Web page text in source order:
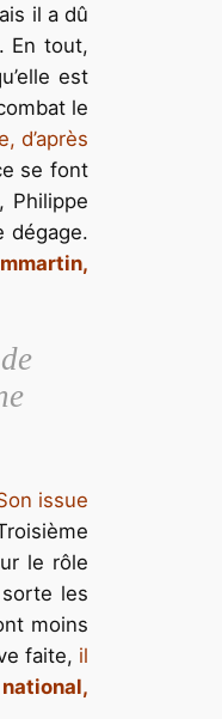
il a dû
En tout,
est
le
d’après
se font
Philippe
dégage.
issue
le rôle
les
moins
faite, il